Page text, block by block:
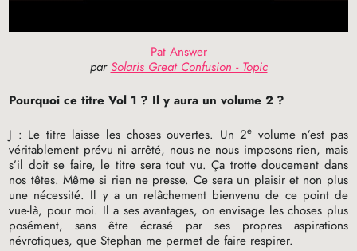
Pat Answer
parSolaris Great Confusion - Topic
Pourquoi ce titre Vol 1 ? Il y aura un volume 2 ?
J : Le titre laisse les choses ouvertes. Un 2e volume n’est pas
véritablement prévu ni arrêté, nous ne nous imposons rien, mais
s’il doit se faire, le titre sera tout vu. Ça trotte doucement dans
nos têtes. Même si rien ne presse. Ce sera un plaisir et non plus
une nécessité. Il y a un relâchement bienvenu de ce point de
vue-là, pour moi. Il a ses avantages, on envisage les choses plus
posément, sans être écrasé par ses propres aspirations
névrotiques, que Stephan me permet de faire respirer.